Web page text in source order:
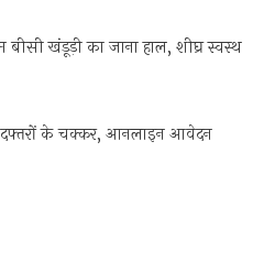
बीसी खंडूड़ी का जाना हाल, शीघ्र स्वस्थ
दफ्तरों के चक्कर, आनलाइन आवेदन